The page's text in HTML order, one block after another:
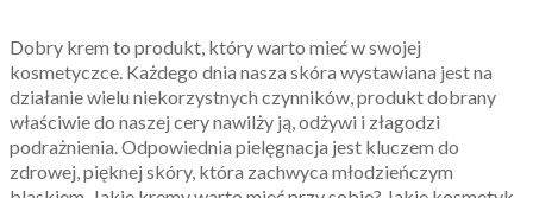
Dobry krem to produkt, który warto mieć w swojej
kosmetyczce. Każdego dnia nasza skóra wystawiana jest na
działanie wielu niekorzystnych czynników, produkt dobrany
właściwie do naszej cery nawilży ją, odżywi i złagodzi
podrażnienia. Odpowiednia pielęgnacja jest kluczem do
zdrowej, pięknej skóry, która zachwyca młodzieńczym